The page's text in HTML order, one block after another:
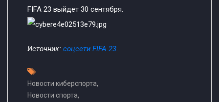
FIFA 23 выйдет 30 сентября.
Источник: соцсети FIFA 23.
Новости киберспорта,
Новости спорта,